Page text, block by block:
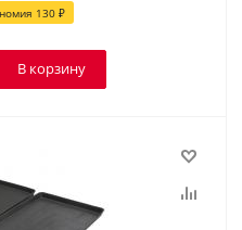
130 ₽
В корзину